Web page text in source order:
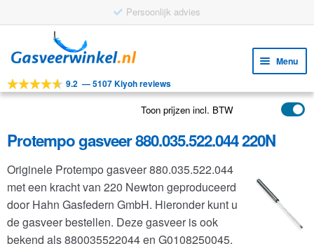
Persoonlijk advies
door
navigatie
naar
inhoud
Menu
Tools
Toepassingen
Klantenservice
FAQ
9.2 —5107 Kiyoh reviews
Toon prijzen incl. BTW
Protempo gasveer 880.035.522.044 220N
Originele Protempo gasveer 880.035.522.044
met een kracht van 220 Newton geproduceerd
door Hahn Gasfedern GmbH. Hieronder kunt u
de gasveer bestellen. Deze gasveer is ook
bekend als 880035522044 en G0108250045.